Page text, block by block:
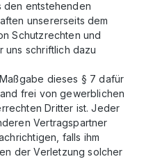
den entstehenden
unsererseits dem
Schutzrechten und
uns schriftlich dazu
dieses § 7 dafür
frei von gewerblichen
Dritter ist. Jeder
Vertragspartner
falls ihm
der Verletzung solcher